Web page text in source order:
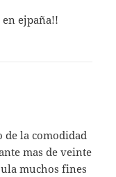
ejpaña!!
de la comodidad
mas de veinte
muchos fines